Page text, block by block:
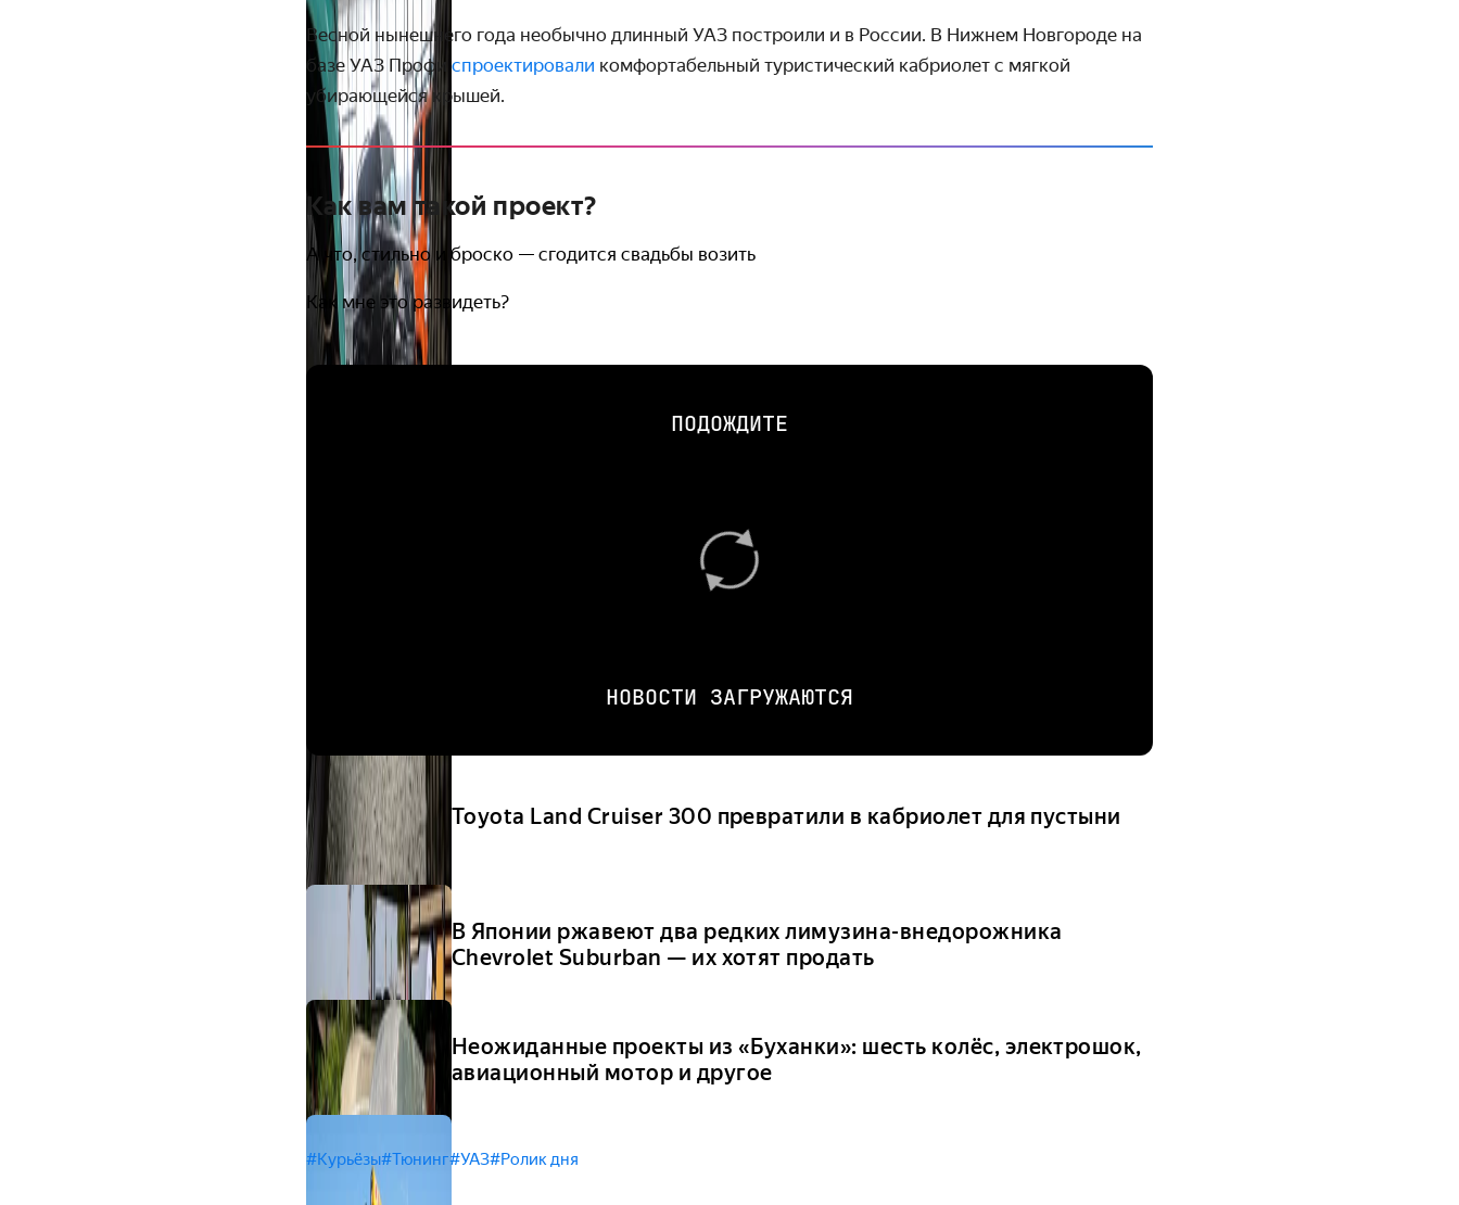
Весной нынешнего года необычно длинный УАЗ построили и в России. В Нижнем Новгороде на
базе УАЗ Профи спроектировали комфортабельный туристический кабриолет с мягкой
убирающейся крышей.
Как вам такой проект?
А что, стильно и броско — сгодится свадьбы возить
Как мне это развидеть?
ПОДОЖДИТЕ
НОВОСТИ ЗАГРУЖАЮТСЯ
Toyota Land Cruiser 300 превратили в кабриолет для пустыни
В Японии ржавеют два редких лимузина-внедорожника
Chevrolet Suburban — их хотят продать
Неожиданные проекты из «Буханки»: шесть колёс, электрошок,
авиационный мотор и другое
#Курьёзы#Тюнинг#УАЗ#Ролик дня